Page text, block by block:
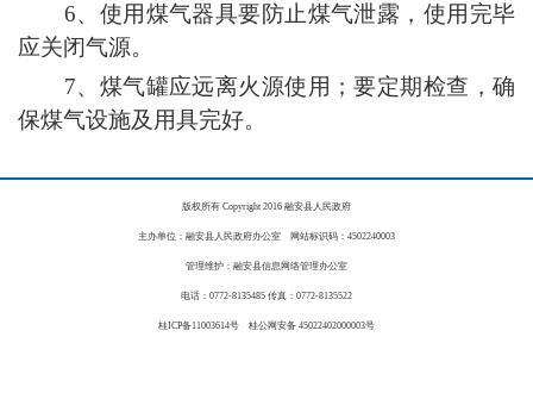
6、使用煤气器具要防止煤气泄露，使用完毕
应关闭气源。
7、煤气罐应远离火源使用；要定期检查，确
保煤气设施及用具完好。
版权所有 Copyright 2016 融安县人民政府
主办单位：融安县人民政府办公室 网站标识码：4502240003
管理维护：融安县信息网络管理办公室
电话：0772-8135485 传真：0772-8135522
桂ICP备11003614号 桂公网安备 45022402000003号